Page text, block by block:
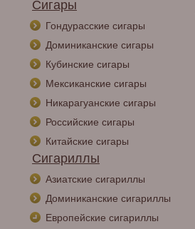
Сигары
Гондурасские сигары
Доминиканские сигары
Кубинские сигары
Мексиканские сигары
Никарагуанские сигары
Российские сигары
Китайские сигары
Сигариллы
Азиатские сигариллы
Доминиканские сигариллы
Европейские сигариллы